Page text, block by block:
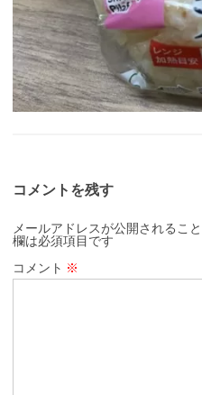
コメントを残す
メールアドレスが公開されるこ
欄は必須項目です
コメント ※